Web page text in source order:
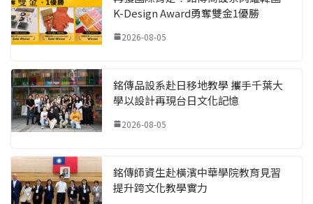
K-Design Award勇奪雙金1優勝
2026-08-05
銘傳品設系赴日移地教學 攜手千葉大
學以設計再現台日文化記憶
2026-08-05
銘傳師資生赴橫濱中華學院教育見習
提升跨文化教學實力